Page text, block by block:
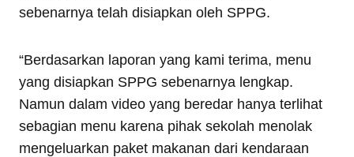
sebenarnya telah disiapkan oleh SPPG.
“Berdasarkan laporan yang kami terima, menu
yang disiapkan SPPG sebenarnya lengkap.
Namun dalam video yang beredar hanya terlihat
sebagian menu karena pihak sekolah menolak
mengeluarkan paket makanan dari kendaraan